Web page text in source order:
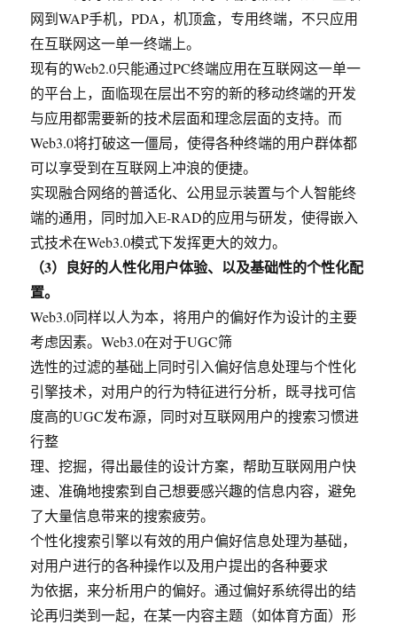
网到WAP手机，PDA，机顶盒，专用终端，不只应用
在互联网这一单一终端上。
现有的Web2.0只能通过PC终端应用在互联网这一单一
的平台上，面临现在层出不穷的新的移动终端的开发
与应用都需要新的技术层面和理念层面的支持。而
Web3.0将打破这一僵局，使得各种终端的用户群体都
可以享受到在互联网上冲浪的便捷。
实现融合网络的普适化、公用显示装置与个人智能终
端的通用，同时加入E-RAD的应用与研发，使得嵌入
式技术在Web3.0模式下发挥更大的效力。
（3）良好的人性化用户体验、以及基础性的个性化配
置。
Web3.0同样以人为本，将用户的偏好作为设计的主要
考虑因素。Web3.0在对于UGC筛
选性的过滤的基础上同时引入偏好信息处理与个性化
引擎技术，对用户的行为特征进行分析，既寻找可信
度高的UGC发布源，同时对互联网用户的搜索习惯进
行整
理、挖掘，得出最佳的设计方案，帮助互联网用户快
速、准确地搜索到自己想要感兴趣的信息内容，避免
了大量信息带来的搜索疲劳。
个性化搜索引擎以有效的用户偏好信息处理为基础，
对用户进行的各种操作以及用户提出的各种要求
为依据，来分析用户的偏好。通过偏好系统得出的结
论再归类到一起，在某一内容主题（如体育方面）形